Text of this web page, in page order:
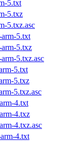
5.txt
5.txz
5.txz.asc
arm-5.txt
arm-5.txz
5.txz.asc
5.txt
5.txz
5.txz.asc
4.txt
4.txz
4.txz.asc
4.txt